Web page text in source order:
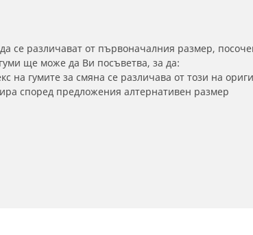
се различават от първоначалния размер,
ще може да Ви посъветва, за да:
на гумите за смяна се различава от този на
според предложения алтернативен размер